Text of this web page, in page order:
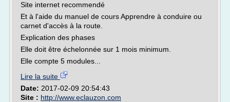
Site internet recommendé
Et à l'aide du manuel de cours Apprendre à conduire ou
carnet d'accès à la route.
Explication des phases
Elle doit être échelonnée sur 1 mois minimum.
Elle compte 5 modules...
Lire la suite
Date: 2017-02-09 20:54:43
Site : http://www.eclauzon.com